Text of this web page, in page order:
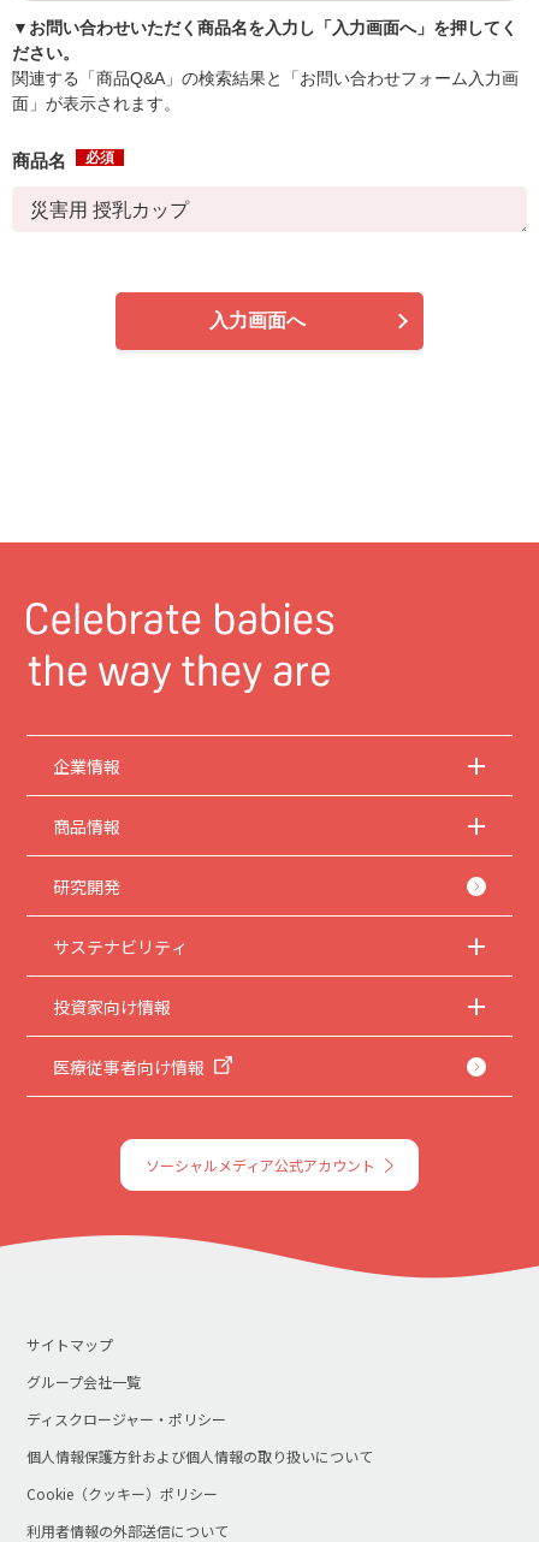
▼お問い合わせいただく商品名を入力し「入力画面へ」を押してく
ださい。
関連する「商品Q&A」の検索結果と「お問い合わせフォーム入力画
面」が表示されます。
商品名 必須
入力画面へ
企業情報
商品情報
研究開発
サステナビリティ
投資家向け情報
医療従事者向け情報
ソーシャルメディア公式アカウント
サイトマップ
グループ会社一覧
ディスクロージャー・ポリシー
個人情報保護方針および個人情報の取り扱いについて
Cookie（クッキー）ポリシー
利用者情報の外部送信について